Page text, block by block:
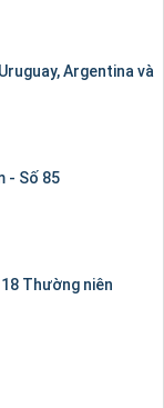
Argentina và
- Số 85
Thường niên